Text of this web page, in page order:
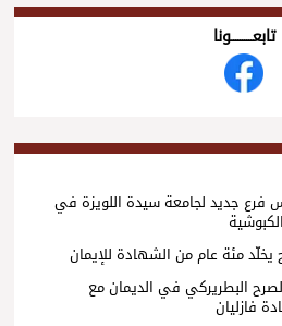
تابعــــــــــونا
فرع جديد لجامعة سيدة اللويزة في
مئة عام من الشهادة للإيمان
البطريركي في الديمان مع
فازليان